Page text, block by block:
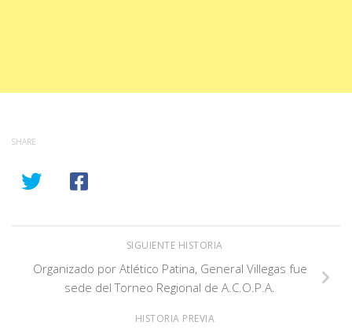
SHARE
SIGUIENTE HISTORIA
Organizado por Atlético Patina, General Villegas fue
sede del Torneo Regional de A.C.O.P.A.
HISTORIA PREVIA